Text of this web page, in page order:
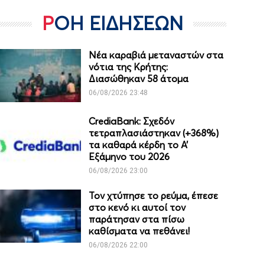
ΡΟΗ ΕΙΔΗΣΕΩΝ
Νέα καραβιά μεταναστών στα
νότια της Κρήτης:
Διασώθηκαν 58 άτομα
06/08/2026 23:48
CrediaBank: Σχεδόν
τετραπλασιάστηκαν (+368%)
τα καθαρά κέρδη το Α’
Εξάμηνο του 2026
06/08/2026 23:00
Τον χτύπησε το ρεύμα, έπεσε
στο κενό κι αυτοί τον
παράτησαν στα πίσω
καθίσματα να πεθάνει!
06/08/2026 22:00